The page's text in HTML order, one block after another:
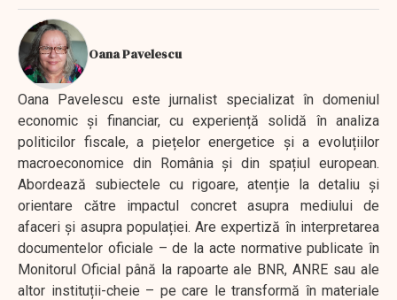
Oana Pavelescu
Oana Pavelescu este jurnalist specializat în domeniul
economic și financiar, cu experiență solidă în analiza
politicilor fiscale, a piețelor energetice și a evoluțiilor
macroeconomice din România și din spațiul european.
Abordează subiectele cu rigoare, atenție la detaliu și
orientare către impactul concret asupra mediului de
afaceri și asupra populației. Are expertiză în interpretarea
documentelor oficiale – de la acte normative publicate în
Monitorul Oficial până la rapoarte ale BNR, ANRE sau ale
altor instituții-cheie – pe care le transformă în materiale